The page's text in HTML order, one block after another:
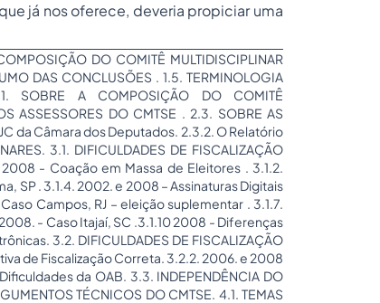
já nos oferece, deveria propiciar uma
DO COMITÊ MULTIDISCIPLINAR
DAS CONCLUSÕES . 1.5. TERMINOLOGIA
SOBRE A COMPOSIÇÃO DO COMITÊ
ASSESSORES DO CMTSE . 2.3. SOBRE AS
da Câmara dos Deputados. 2.3.2. O Relatório
3.1. DIFICULDADES DE FISCALIZAÇÃO
2008 - Coação em Massa de Eleitores . 3.1.2.
SP . 3.1.4. 2002. e 2008 – Assinaturas Digitais
Campos, RJ – eleição suplementar . 3.1.7.
- Caso Itajaí, SC .3.1.10 2008 - Diferenças
3.2. DIFICULDADES DE FISCALIZAÇÃO
de Fiscalização Correta. 3.2.2. 2006. e 2008
da OAB. 3.3. INDEPENDÊNCIA DO
TÉCNICOS DO CMTSE. 4.1. TEMAS